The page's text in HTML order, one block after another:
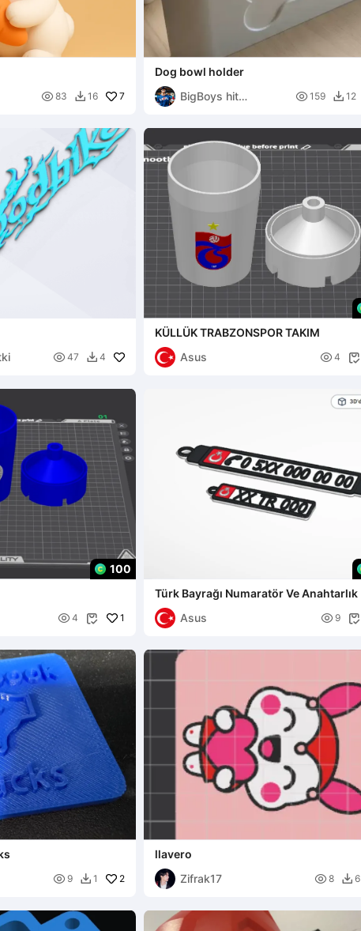
 83  16 7
Dog bowl holder
BigBoys hit
 159  12
 47  4
KÜLLÜK TRABZONSPOR TAKIM
Asus
 4 
100
 4  1
Türk Bayrağı Numaratör Ve Anahtarlık
Asus
 9 
 9  1 2
llavero
Zifrak17
 8  6